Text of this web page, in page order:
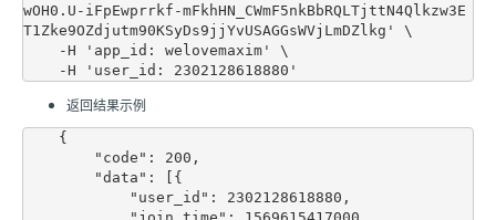
wOH0.U-iFpEwprrkf-mFkhHN_CWmF5nkBbRQLTjttN4Qlkzw3E
T1Zke9OZdjutm90KSyDs9jjYvUSAGGsWVjLmDZlkg' \
返回结果示例